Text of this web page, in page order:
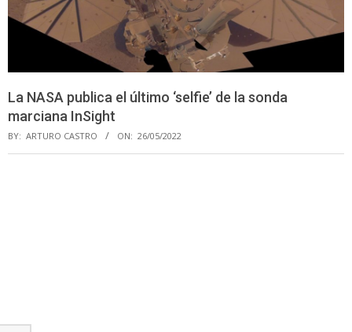
La NASA publica el último ‘selfie’ de la sonda
marciana InSight
BY: ARTURO CASTRO ON: 26/05/2022